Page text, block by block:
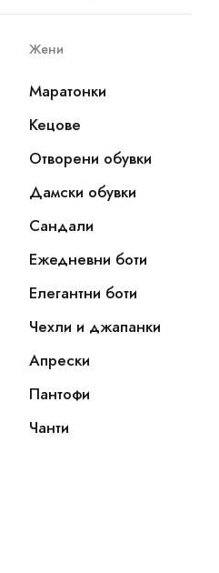
Жени
Маратонки
Кецове
Отворени обувки
Дамски обувки
Сандали
Ежедневни боти
Елегантни боти
Чехли и джапанки
Апрески
Пантофи
Чанти